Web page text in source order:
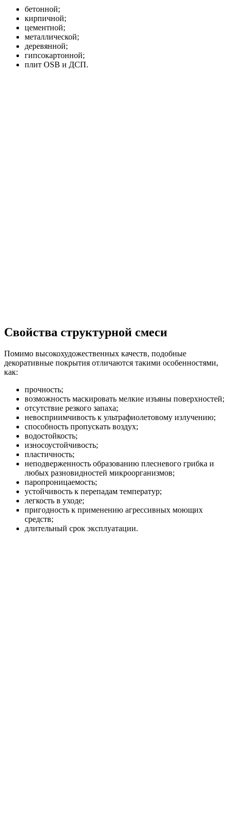
бетонной;
кирпичной;
цементной;
металлической;
деревянной;
гипсокартонной;
плит OSB и ДСП.
Свойства структурной смеси
Помимо высокохудожественных качеств, подобные
декоративные покрытия отличаются такими особенностями,
как:
прочность;
возможность маскировать мелкие изъяны поверхностей;
отсутствие резкого запаха;
невосприимчивость к ультрафиолетовому излучению;
способность пропускать воздух;
водостойкость;
износоустойчивость;
пластичность;
неподверженность образованию плесневого грибка и
любых разновидностей микроорганизмов;
паропроницаемость;
устойчивость к перепадам температур;
легкость в уходе;
пригодность к применению агрессивных моющих
средств;
длительный срок эксплуатации.